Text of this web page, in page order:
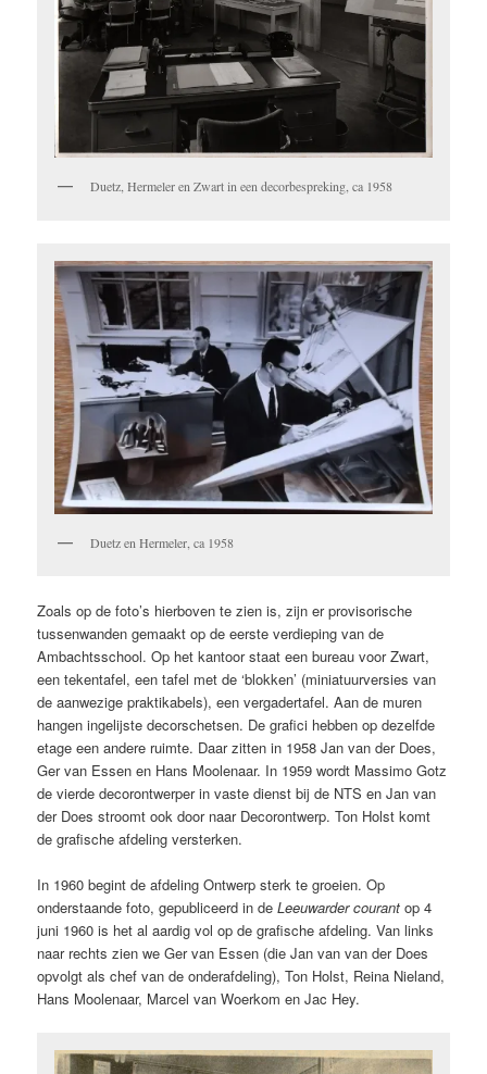
Duetz, Hermeler en Zwart in een decorbespreking, ca 1958
Duetz en Hermeler, ca 1958
Zoals op de foto’s hierboven te zien is, zijn er provisorische
tussenwanden gemaakt op de eerste verdieping van de
Ambachtsschool. Op het kantoor staat een bureau voor Zwart,
een tekentafel, een tafel met de ‘blokken’ (miniatuurversies van
de aanwezige praktikabels), een vergadertafel. Aan de muren
hangen ingelijste decorschetsen. De grafici hebben op dezelfde
etage een andere ruimte. Daar zitten in 1958 Jan van der Does,
Ger van Essen en Hans Moolenaar. In 1959 wordt Massimo Gotz
de vierde decorontwerper in vaste dienst bij de NTS en Jan van
der Does stroomt ook door naar Decorontwerp. Ton Holst komt
de grafische afdeling versterken.
In 1960 begint de afdeling Ontwerp sterk te groeien. Op
onderstaande foto, gepubliceerd in deLeeuwarder courant op 4
juni 1960 is het al aardig vol op de grafische afdeling. Van links
naar rechts zien we Ger van Essen (die Jan van van der Does
opvolgt als chef van de onderafdeling), Ton Holst, Reina Nieland,
Hans Moolenaar, Marcel van Woerkom en Jac Hey.